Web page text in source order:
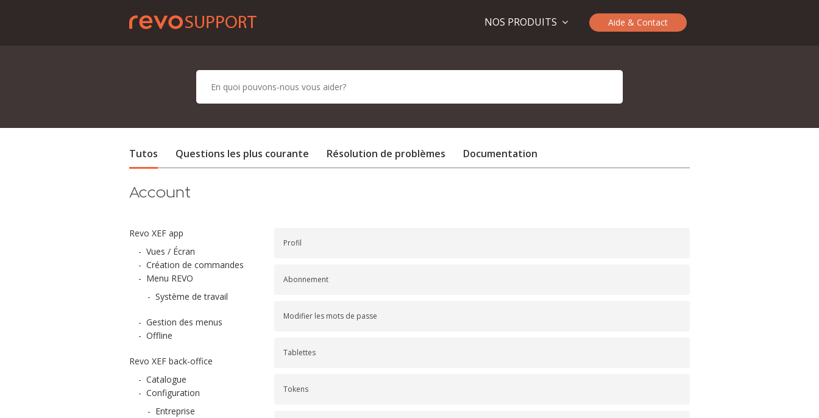
Aide & Contact
NOS PRODUITS
Tutos Questions les plus courante Résolution de problèmes Documentation
Account
Revo XEF app
- Vues / Écran
- Création de commandes
- Menu REVO
- Système de travail
- Gestion des menus
- Offline
Revo XEF back-office
- Catalogue
- Configuration
- Entreprise
Profil
Abonnement
Modifier les mots de passe
Tablettes
Tokens